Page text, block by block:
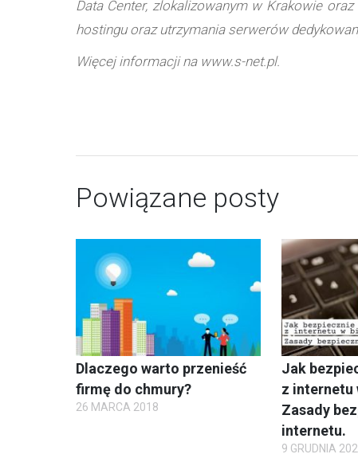
Data Center, zlokalizowanym w Krakowie
hostingu oraz utrzymania serwerów
Więcej informacji na www.s-net.pl.
Powiązane posty
Dlaczego warto przenieść
firmę do chmury?
26 MARCA 2018
Jak
z internetu
Zasady
internetu.
9 GRUDNIA